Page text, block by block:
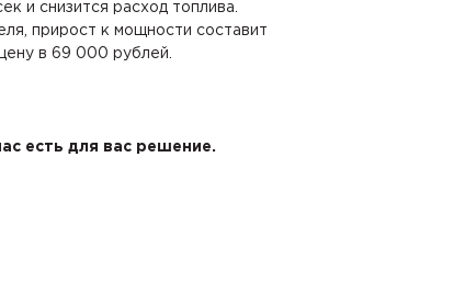
и снизится расход топлива.
прирост к мощности составит
в 69 000 рублей.
есть для вас решение.